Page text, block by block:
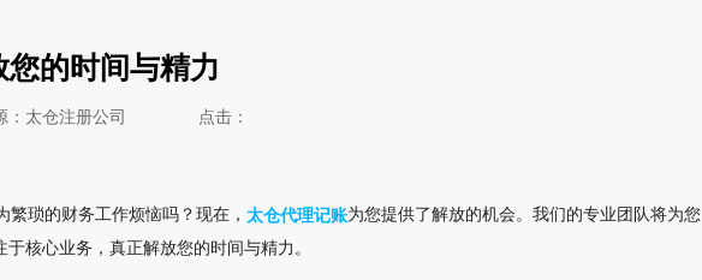
的时间与精力
：太仓注册公司 点击：
琐的财务工作烦恼吗？现在， 太仓代理记账为您提供了解放的机会。我们的专业团队将为您
核心业务，真正解放您的时间与精力。